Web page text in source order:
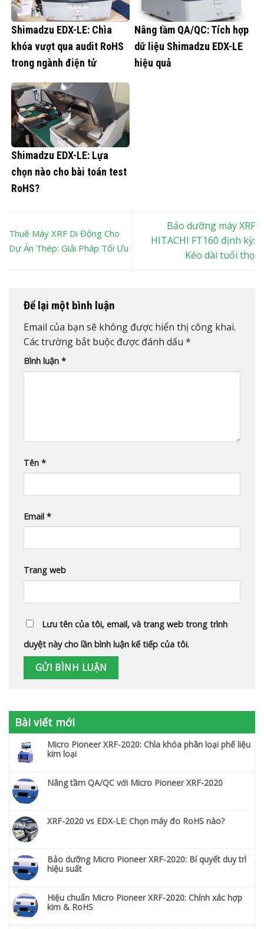
Shimadzu EDX-LE: Chìa
khóa vượt qua audit RoHS
trong ngành điện tử
Nâng tầm QA/QC: Tích hợp
dữ liệu Shimadzu EDX-LE
hiệu quả
Shimadzu EDX-LE: Lựa
chọn nào cho bài toán test
RoHS?
Thuê Máy XRF Di Động Cho
Dự Án Thép: Giải Pháp Tối Ưu
Bảo dưỡng máy XRF
HITACHI FT160 định kỳ:
Kéo dài tuổi thọ
Để lại một bình luận
Email của bạn sẽ không được hiển thị công khai.
Các trường bắt buộc được đánh dấu *
Bình luận *
Tên *
Email *
Trang web
Lưu tên của tôi, email, và trang web trong trình
duyệt này cho lần bình luận kế tiếp của tôi.
Bài viết mới
Micro Pioneer XRF-2020: Chìa khóa phân loại phế liệu
kim loại
Nâng tầm QA/QC với Micro Pioneer XRF-2020
XRF-2020 vs EDX-LE: Chọn máy đo RoHS nào?
Bảo dưỡng Micro Pioneer XRF-2020: Bí quyết duy trì
hiệu suất
Hiệu chuẩn Micro Pioneer XRF-2020: Chính xác hợp
kim & RoHS